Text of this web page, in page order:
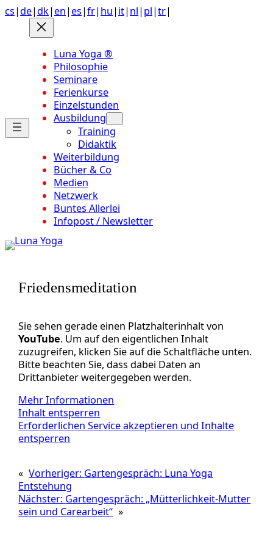
Anchor
Zum
Inhalt
springen
cs|de|dk| en| es|fr| hu| it| nl| pl|tr|
Luna Yoga ®
Philosophie
Seminare
Ferienkurse
Einzelstunden
Ausbildung
Training
Didaktik
Weiterbildung
Bücher & Co
Medien
Netzwerk
Buntes Allerlei
Infopost / Newsletter
Friedensmeditation
Sie sehen gerade einen Platzhalterinhalt von
YouTube. Um auf den eigentlichen Inhalt
zuzugreifen, klicken Sie auf die Schaltfläche unten.
Bitte beachten Sie, dass dabei Daten an
Drittanbieter weitergegeben werden.
Mehr Informationen
Inhalt entsperren
Erforderlichen Service akzeptieren und Inhalte
entsperren
« Vorheriger: Gartengespräch: Luna Yoga
Entstehung
Nächster: Gartengespräch: „Mütterlichkeit-Mutter
sein und Carearbeit“ »